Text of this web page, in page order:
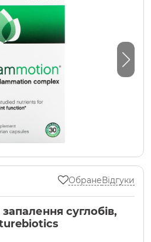
ОбранеВідгуки
суглобів,